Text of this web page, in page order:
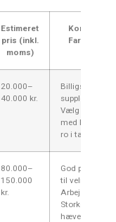
Estimeret
pris (inkl.
moms)
Farum /
20.000–
40.000 kr.
Billigst
supplerende
Vælg
med lavt
ro i tætte
80.000–
150.000
kr.
God primær-
til velisolerede
Arbejdsløn i
hæve prisen